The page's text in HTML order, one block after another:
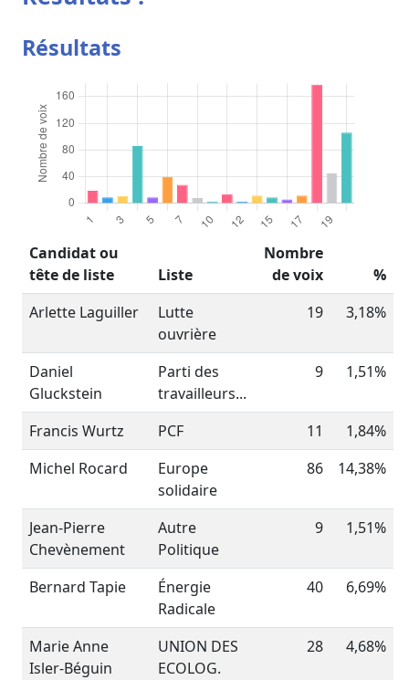
Résultats
Candidat ou
tête de liste
Liste
Nombre
de voix
%
Arlette Laguiller
Lutte
ouvrière
19 3,18%
Daniel
Gluckstein
Parti des
travailleurs...
9 1,51%
Francis Wurtz PCF 11
1,84%
Michel Rocard
Europe
solidaire
86 14,38%
Jean-Pierre
Chevènement
Autre
Politique
9 1,51%
Bernard Tapie
Énergie
Radicale
40 6,69%
Marie Anne
Isler-Béguin
UNION DES
ECOLOG.
28 4,68%